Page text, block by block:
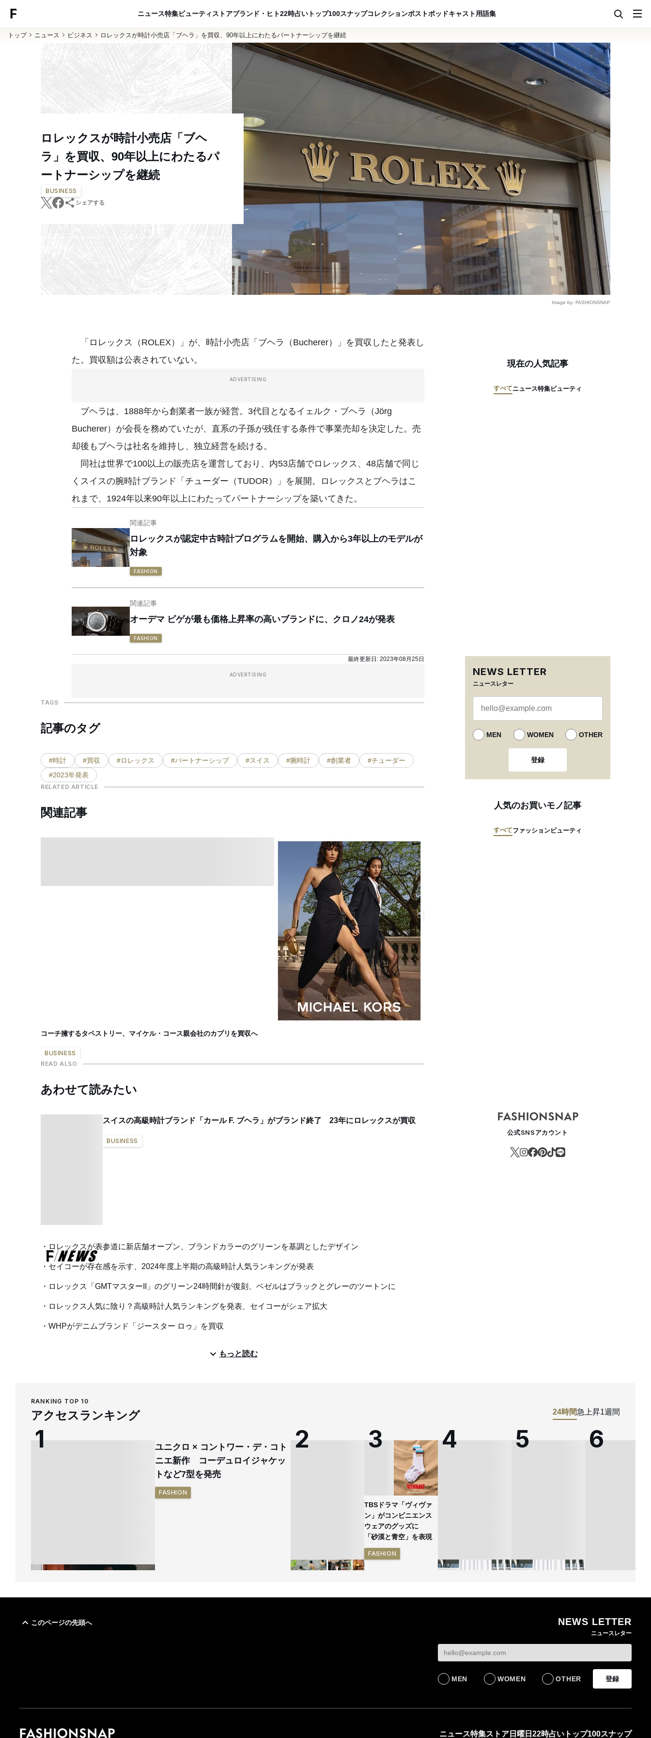
ニュース特集ビューティ ストアブランド・ヒト22時占い トップ100スナップコレクションポストポッドキャスト用語集
トップ ニュース ビジネス ロレックスが時計小売店「ブヘラ」を買収、90年以上にわたるパートナーシップを継続
ロレックスが時計小売店「ブヘ
ラ」を買収、90年以上にわたるパ
ートナーシップを継続
BUSINESS
シェアする
Image by: FASHIONSNAP
「ロレックス（ROLEX）」が、時計小売店「ブヘラ（Bucherer）」を買収したと発表し
た。買収額は公表されていない。
ADVERTISING
ブヘラは、1888年から創業者一族が経営。3代目となるイェルク・ブヘラ（Jörg
Bucherer）が会長を務めていたが、直系の子孫が残任する条件で事業売却を決定した。売
却後もブヘラは社名を維持し、独立経営を続ける。
同社は世界で100以上の販売店を運営しており、内53店舗でロレックス、48店舗で同じ
くスイスの腕時計ブランド「チューダー（TUDOR）」を展開。ロレックスとブヘラはこ
れまで、1924年以来90年以上にわたってパートナーシップを築いてきた。
関連記事
ロレックスが認定中古時計プログラムを開始、購入から3年以上のモデルが
対象
FASHION
関連記事
オーデマ ピゲが最も価格上昇率の高いブランドに、クロノ24が発表
FASHION
最終更新日: 2023年08月25日
ADVERTISING
TAGS
記事のタグ
#時計 #買収 #ロレックス #パートナーシップ #スイス #腕時計 #創業者
#チューダー
#2023年発表
RELATED ARTICLE
関連記事
コーチ擁するタペストリー、マイケル・コース親会社のカプリを買収へ
BUSINESS
READ ALSO
あわせて読みたい
スイスの高級時計ブランド「カール F. ブヘラ」がブランド終了 23年にロレックスが買収
BUSINESS
ロレックスが表参道に新店舗オープン、ブランドカラーのグリーンを基調としたデザイン
セイコーが存在感を示す、2024年度上半期の高級時計人気ランキングが発表
ロレックス「GMTマスターII」のグリーン24時間針が復刻、ベゼルはブラックとグレーのツートンに
ロレックス人気に陰り？高級時計人気ランキングを発表、セイコーがシェア拡大
WHPがデニムブランド「ジースター ロゥ」を買収
もっと読む
現在の人気記事
すべてニュース特集ビューティ
NEWS LETTER
ニュースレター
MEN WOMEN OTHER
登録
人気のお買いモノ記事
すべてファッションビューティ
公式SNSアカウント
RANKING TOP 10
アクセスランキング 24時間急上昇1週間
ユニクロ × コントワー・デ・コト
ニエ新作 コーデュロイジャケッ
トなど7型を発売
FASHION
TBSドラマ「ヴィヴァ
ン」がコンビニエンス
ウェアのグッズに
「砂漠と青空」を表現
FASHION
HD 被災経緯を書面で
発表
BUSINESS
オンワードHDが緊急時
に貴重品の常時携行を
BUSINESS
【トップに聞く
オンワードHD保元道
るための企業戦略
このページの先頭へ NEWS LETTER
ニュースレター
MEN WOMEN OTHER 登録
ニュース特集ストア 日曜日22時占い トップ100スナップ